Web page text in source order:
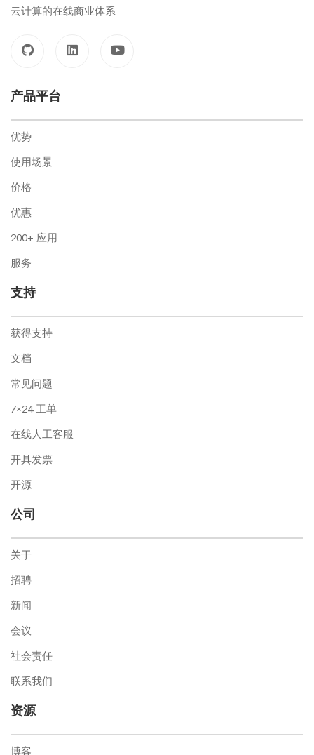
云计算的在线商业体系
产品平台
优势
使用场景
价格
优惠
200+ 应用
服务
支持
获得支持
文档
常见问题
7×24 工单
在线人工客服
开具发票
开源
公司
关于
招聘
新闻
会议
社会责任
联系我们
资源
博客